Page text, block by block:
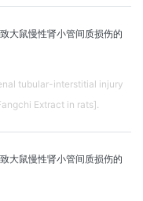
大鼠慢性肾小管间质损伤的
tubular-interstitial injury
Extract in rats].
大鼠慢性肾小管间质损伤的